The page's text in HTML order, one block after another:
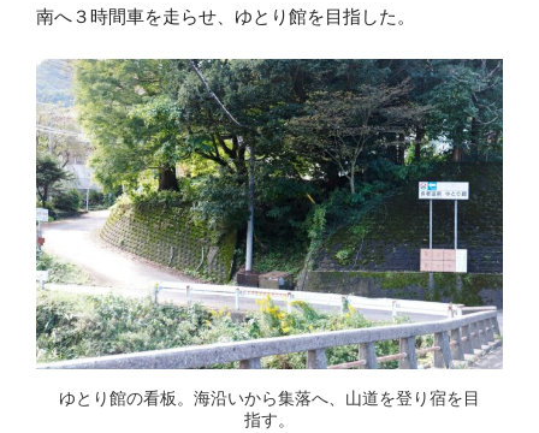
南へ３時間車を走らせ、ゆとり館を目指した。
ゆとり館の看板。海沿いから集落へ、山道を登り宿を目
指す。